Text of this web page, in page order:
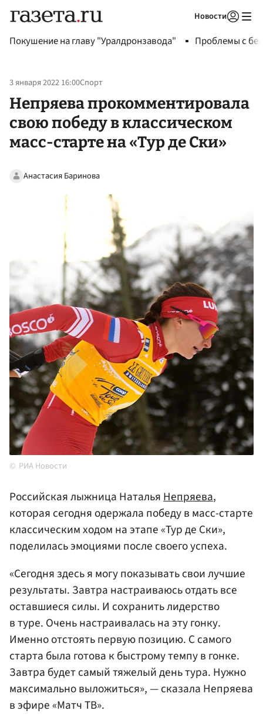
Новости
Покушение на главу "Уралдронзавода" Проблемы с
3 января 2022 16:00Спорт
Непряева прокомментировала
свою победу в классическом
масс-старте на «Тур де Ски»
Анастасия Баринова
РИА Новости
Российская лыжница НатальяНепряева,
которая сегодня одержала победу в масс-старте
классическим ходом на этапе «Тур де Ски»,
поделилась эмоциями после своего успеха.
«Сегодня здесь я могу показывать свои лучшие
результаты. Завтра настраиваюсь отдать все
оставшиеся силы. И сохранить лидерство
в туре. Очень настраивалась на эту гонку.
Именно отстоять первую позицию. С самого
старта была готова к быстрому темпу в гонке.
Завтра будет самый тяжелый день тура. Нужно
максимально выложиться», — сказала Непряева
в эфире «Матч ТВ».